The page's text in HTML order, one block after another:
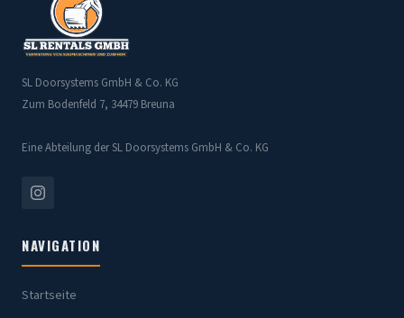
SL Doorsystems GmbH & Co. KG
Zum Bodenfeld 7, 34479 Breuna
Eine Abteilung der SL Doorsystems GmbH & Co. KG
NAVIGATION
Startseite